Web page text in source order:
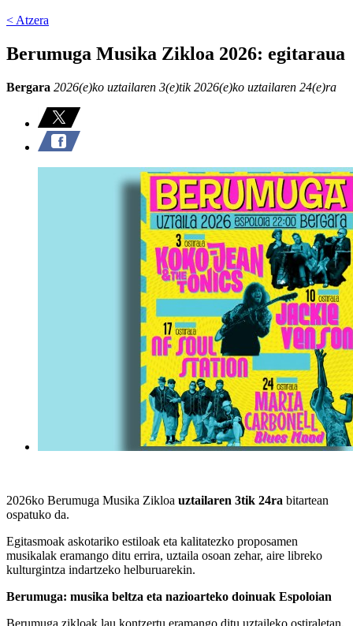
< Atzera
Berumuga Musika Zikloa 2026: egitaraua
Bergara 2026(e)ko uztailaren 3(e)tik 2026(e)ko uztailaren 24(e)ra
2026ko Berumuga Musika Zikloa uztailaren 3tik 24ra bitartean
ospatuko da.
Egitasmoak askotariko estiloak eta kalitatezko proposamen
musikalak eramango ditu errira, uztaila osoan zehar, aire libreko
kulturgintza indartzeko helburuarekin.
Berumuga: musika beltza eta nazioarteko doinuak Espoloian
Berumuga zikloak lau kontzertu eramango ditu uztaileko ostiraletan,